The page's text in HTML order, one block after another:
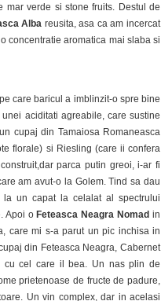
mar verde si stone fruits. Destul de
Alba reusita, asa ca am incercat
concentratie aromatica mai slaba si
care baricul a imblinzit-o spre bine
aciditati agreabile, care sustine
un cupaj din Tamaiosa Romaneasca
florale) si Riesling (care ii confera
parca putin greoi, i-ar fi
am avut-o la Golem. Tind sa dau
un capat la celalat al spectrului
Apoi oFeteasca Neagra Nomad in
care mi s-a parut un pic inchisa in
din Feteasca Neagra, Cabernet
cu cel care il bea. Un nas plin de
prietenoase de fructe de padure,
Un vin complex, dar in acelasi